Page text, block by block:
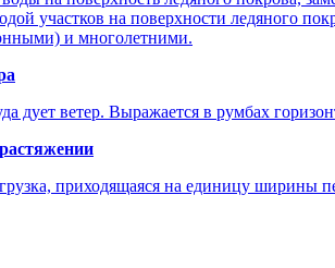
участков на поверхности ледяного
и многолетними.
дует ветер. Выражается в румбах
приходящаяся на единицу ширины